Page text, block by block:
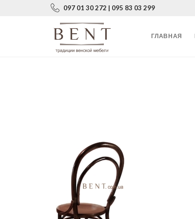
097 01 30 272 | 095 83 03 299
ГЛАВНАЯ